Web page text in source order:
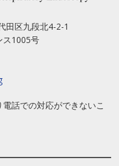
区九段北4-2-1
ス1005号
話での対応ができないこ